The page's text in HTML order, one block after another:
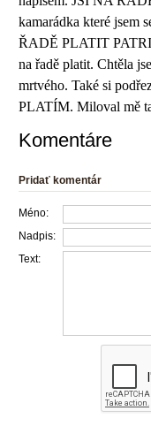
kamarádka které jsem
ŘADĚ PLATIT
na řadě platit. Chtěla
mrtvého. Také si
PLATÍM. Miloval mě
Komentáre
Pridať komentár
Méno:
Nadpis:
Text: